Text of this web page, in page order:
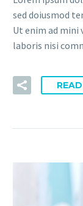
sed doiusmod
Ut enim ad mini
laboris nisi